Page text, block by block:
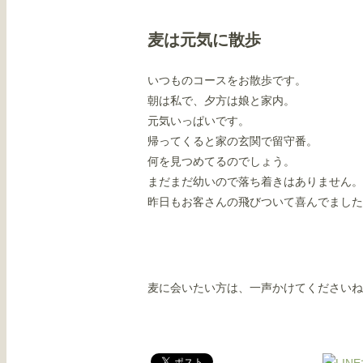
麦は元気に散歩
いつものコースをお散歩です。
朝は私で、夕方は娘と家内。
元気いっぱいです。
帰ってくると家の玄関で留守番。
何を見つめてるのでしょう。
まだまだ幼いので落ち着きはありません。
昨日もお客さんの飛びついて喜んでまし
麦に会いたい方は、一声かけてください